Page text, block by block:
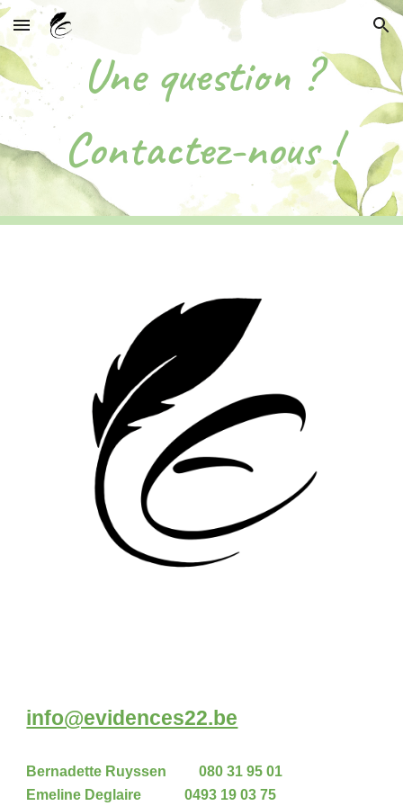
Skip to main content Skip to navigation
Une question ?
Contactez-nous !
info@evidences22.be
Bernadette Ruyssen 080 31 95 01
Emeline Deglaire
0493 19 03 75